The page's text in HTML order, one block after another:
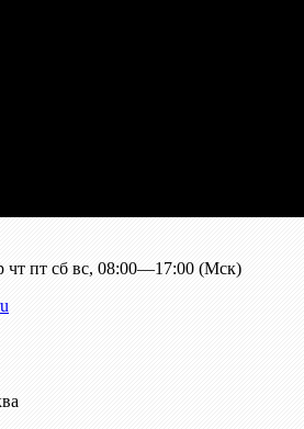
чт пт сб вс, 08:00—17:00 (Мск)